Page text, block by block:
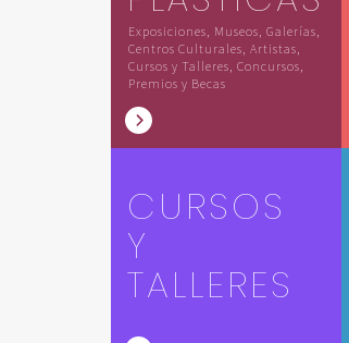
Exposiciones, Museos, Galerías,
Centros Culturales, Artistas,
Cursos y Talleres, Concursos,
Premios y Becas
CURSOS
Y
TALLERES